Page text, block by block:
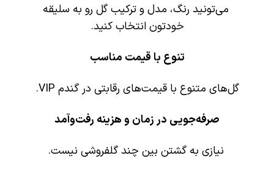
می‌تونید رنگ، مدل و ترکیب گل رو به سلیقه
خودتون انتخاب کنید.
تنوع با قیمت مناسب
گل‌های متنوع با قیمت‌های رقابتی در گندم VIP.
صرفه‌جویی در زمان و هزینه رفت‌وآمد
نیازی به گشتن بین چند گلفروشی نیست.